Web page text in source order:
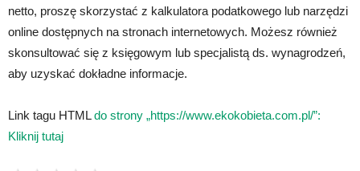
netto, proszę skorzystać z kalkulatora podatkowego lub narzędzi
online dostępnych na stronach internetowych. Możesz również
skonsultować się z księgowym lub specjalistą ds. wynagrodzeń,
aby uzyskać dokładne informacje.
Link tagu HTMLdo strony „https://www.ekokobieta.com.pl/”:
Kliknij tutaj